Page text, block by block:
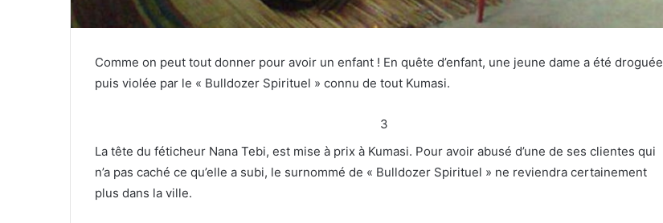
Comme on peut tout donner pour avoir un enfant ! En quête d’enfant, une jeune dame a été droguée
puis violée par le « Bulldozer Spirituel » connu de tout Kumasi.
3
La tête du féticheur Nana Tebi, est mise à prix à Kumasi. Pour avoir abusé d’une de ses clientes qui
n’a pas caché ce qu’elle a subi, le surnommé de « Bulldozer Spirituel » ne reviendra certainement
plus dans la ville.